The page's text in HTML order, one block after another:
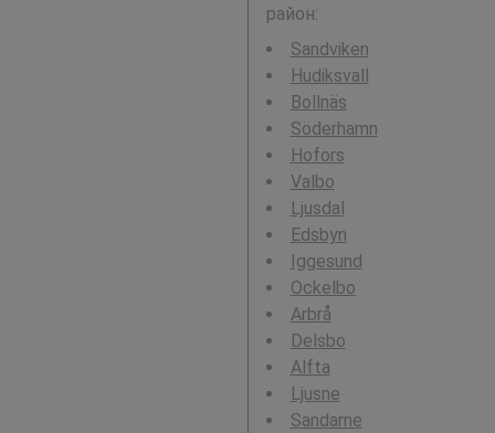
район:
Sandviken
Hudiksvall
Bollnäs
Söderhamn
Hofors
Valbo
Ljusdal
Edsbyn
Iggesund
Ockelbo
Arbrå
Delsbo
Alfta
Ljusne
Sandarne